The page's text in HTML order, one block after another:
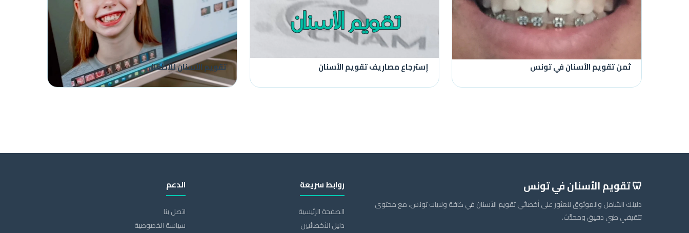
ثمن تقويم الأسنان في تونس إسترجاع مصاريف تقويم الأسنان تقويم الأسنان للأطفال
🦷 تقويم الأسنان في تونس
دليلك الشامل والموثوق للعثور على أخصائي تقويم الأسنان في كافة ولايات تونس، مع محتوى
تثقيفي طبي دقيق ومحدَّث.
روابط سريعة
الصفحة الرئيسية
دليل الأخصائيين
الدعم
اتصل بنا
سياسة الخصوصية